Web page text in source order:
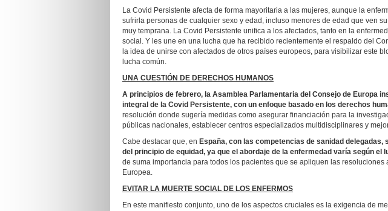
La Covid Persistente afecta de forma mayoritaria a las mujeres, aunque la
sufrirla personas de cualquier sexo y edad, incluso menores de edad que ven
muy temprana. La Covid Persistente unifica a los afectados, tanto en la
social. Y les une en una lucha que ha recibido recientemente el respaldo del
la idea de unirse con afectados de otros países europeos, para visibilizar este
lucha común.
UNA CUESTIÓN DE DERECHOS HUMANOS
A principios de febrero, la Asamblea Parlamentaria del Consejo de Europa
integral de la Covid Persistente, con un enfoque basado en los derechos
resolución donde sugería medidas como asegurar financiación para la
públicas nacionales, establecer centros especializados multidisciplinares y
Cabe destacar que, en España, con las competencias de sanidad delegadas,
del principio de equidad, ya que el abordaje de la enfermedad varía según el
de suma importancia para todos los pacientes que se apliquen las resoluciones
Europea.
EVITAR LA MUERTE SOCIAL DE LOS ENFERMOS
En este manifiesto conjunto, uno de los aspectos cruciales es la exigencia de